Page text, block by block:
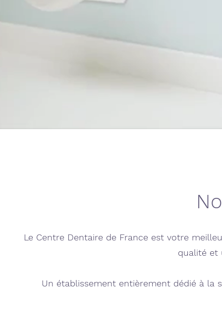
Le Centre Dentaire de France est votre
qualité et
Un établissement entièrement dédié à la